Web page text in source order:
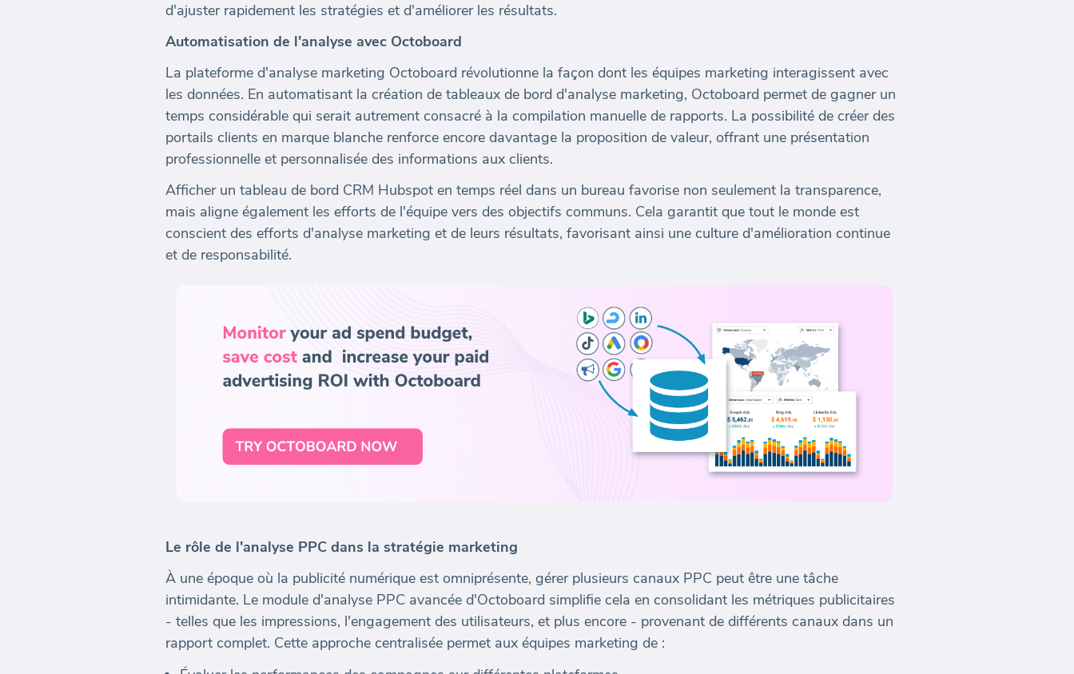
d'ajuster rapidement les stratégies et d'améliorer les résultats.
Automatisation de l'analyse avec Octoboard
La plateforme d'analyse marketing Octoboard révolutionne la façon dont les équipes marketing interagissent avec
les données. En automatisant la création de tableaux de bord d'analyse marketing, Octoboard permet de gagner un
temps considérable qui serait autrement consacré à la compilation manuelle de rapports. La possibilité de créer des
portails clients en marque blanche renforce encore davantage la proposition de valeur, offrant une présentation
professionnelle et personnalisée des informations aux clients.
Afficher un tableau de bord CRM Hubspot en temps réel dans un bureau favorise non seulement la transparence,
mais aligne également les efforts de l'équipe vers des objectifs communs. Cela garantit que tout le monde est
conscient des efforts d'analyse marketing et de leurs résultats, favorisant ainsi une culture d'amélioration continue
et de responsabilité.
Le rôle de l'analyse PPC dans la stratégie marketing
À une époque où la publicité numérique est omniprésente, gérer plusieurs canaux PPC peut être une tâche
intimidante. Le module d'analyse PPC avancée d'Octoboard simplifie cela en consolidant les métriques publicitaires
- telles que les impressions, l'engagement des utilisateurs, et plus encore - provenant de différents canaux dans un
rapport complet. Cette approche centralisée permet aux équipes marketing de :